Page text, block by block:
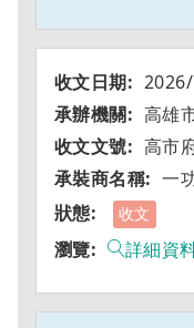
高雄
高市
一
收文
詳細資